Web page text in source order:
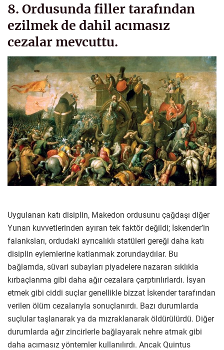
8. Ordusunda filler tarafından
ezilmek de dahil acımasız
cezalar mevcuttu.
Uygulanan katı disiplin, Makedon ordusunu çağdaşı diğer
Yunan kuvvetlerinden ayıran tek faktör değildi; İskender’in
falanksları, ordudaki ayrıcalıklı statüleri gereği daha katı
disiplin eylemlerine katlanmak zorundaydılar. Bu
bağlamda, süvari subayları piyadelere nazaran sıklıkla
kırbaçlanma gibi daha ağır cezalara çarptırılırlardı. İsyan
etmek gibi ciddi suçlar genellikle bizzat İskender tarafından
verilen ölüm cezalarıyla sonuçlanırdı. Bazı durumlarda
suçlular taşlanarak ya da mızraklanarak öldürülürdü. Diğer
durumlarda ağır zincirlerle bağlayarak nehre atmak gibi
daha acımasız yöntemler kullanılırdı. Ancak Quintus